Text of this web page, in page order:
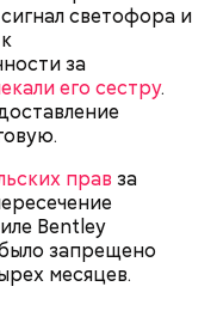
светофора и
за
его сестру.
прав за
Bentley
запрещено
месяцев.
на еще
рублей.
бабушка
попытки.
брата девушки,
Он
в специи,
храма.